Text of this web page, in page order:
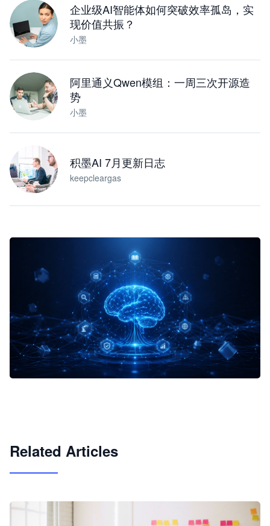
企业级AI智能体如何突破效率孤岛，实
现价值共振？
小墨
阿里通义Qwen模组：一周三次开源造
势
小墨
积墨AI 7月更新日志
keepcleargas
Related Articles